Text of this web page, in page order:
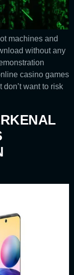
machines and
without any
casino games
want to risk